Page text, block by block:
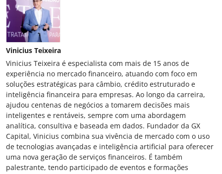
Vinicius Teixeira
Vinicius Teixeira é especialista com mais de 15 anos de
experiência no mercado financeiro, atuando com foco em
soluções estratégicas para câmbio, crédito estruturado e
inteligência financeira para empresas. Ao longo da carreira,
ajudou centenas de negócios a tomarem decisões mais
inteligentes e rentáveis, sempre com uma abordagem
analítica, consultiva e baseada em dados. Fundador da GX
Capital, Vinicius combina sua vivência de mercado com o uso
de tecnologias avançadas e inteligência artificial para oferecer
uma nova geração de serviços financeiros. É também
palestrante, tendo participado de eventos e formações